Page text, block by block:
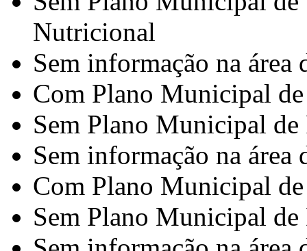
Nutricional
Sem informação na área
Com Plano Municipal
Sem Plano Municipal
Sem informação na
Com Plano Municipal
Sem Plano Municipal